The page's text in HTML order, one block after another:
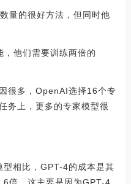
量的很好方法，但同时他
他们需要训练两倍的
很多，OpenAI选择16个专
务上，更多的专家模型很
相比，GPT-4的成本是其